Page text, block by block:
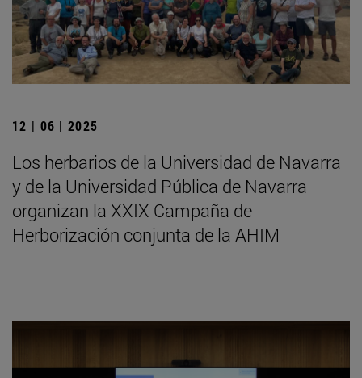
12 | 06 | 2025
Los herbarios de la Universidad de Navarra
y de la Universidad Pública de Navarra
organizan la XXIX Campaña de
Herborización conjunta de la AHIM